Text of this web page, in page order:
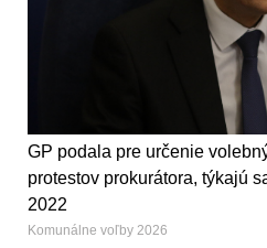
GP podala pre určenie
protestov prokurátora, týkajú
2022
Komunálne voľby 2026